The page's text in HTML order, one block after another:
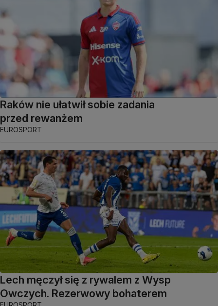
Raków nie ułatwił sobie zadania
przed rewanżem
EUROSPORT
Lech męczył się z rywalem z Wysp
Owczych. Rezerwowy bohaterem